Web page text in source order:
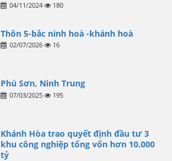
04/11/2024 180
Thôn 5-bắc ninh hoà -khánh hoà
02/07/2026 16
Phú Sơn, Ninh Trung
07/03/2025 195
Khánh Hòa trao quyết định đầu tư 3
khu công nghiệp tổng vốn hơn 10.000
tỷ